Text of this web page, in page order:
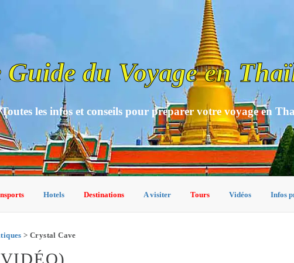
Guide du Voyage en
Toutes les infos et conseils pour préparer votre voyage en
Hotels Destinations A visiter Tours Vidéos Infos
> Crystal Cave